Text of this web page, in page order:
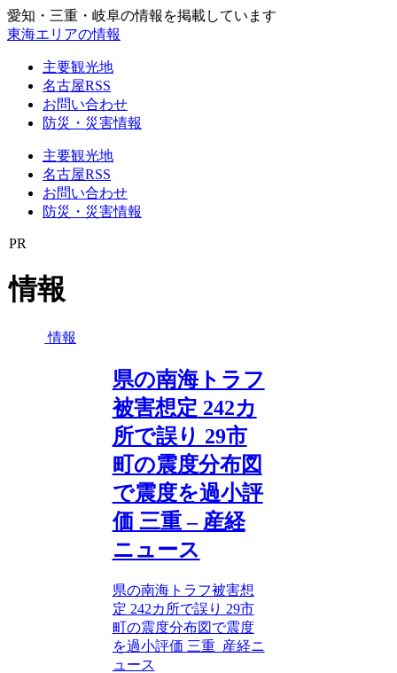
愛知・三重・岐阜の情報を掲載しています
東海エリアの情報
主要観光地
名古屋RSS
お問い合わせ
防災・災害情報
主要観光地
名古屋RSS
お問い合わせ
防災・災害情報
PR
情報
情報
県の南海トラフ
被害想定 242カ
所で誤り 29市
町の震度分布図
で震度を過小評
価 三重 – 産経
ニュース
県の南海トラフ被害想
定 242カ所で誤り 29市
町の震度分布図で震度
を過小評価 三重 産経ニ
ュース